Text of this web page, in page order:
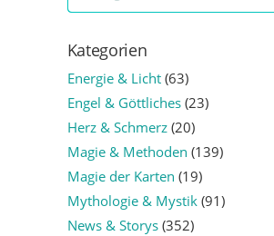
Kategorien
Energie & Licht(63)
Engel & Göttliches(23)
Herz & Schmerz(20)
Magie & Methoden (139)
Magie der Karten (19)
Mythologie & Mystik(91)
News & Storys(352)